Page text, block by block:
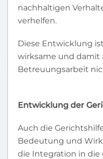
nachhaltigen
verhelfen.
Diese Entwicklung
wirksame und damit
Betreuungsarbeit
Entwicklung der
Auch die
Bedeutung und
die Integration in die